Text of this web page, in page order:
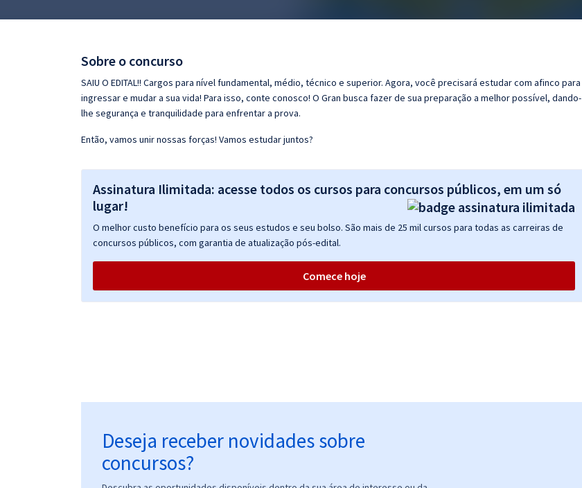
Questões grátis
Conteúdo gratuito
Sobre o concurso
SAIU O EDITAL!! Cargos para nível fundamental, médio, técnico e superior. Agora, você precisará estudar com afinco para
ingressar e mudar a sua vida! Para isso, conte conosco! O Gran busca fazer de sua preparação a melhor possível, dando-
lhe segurança e tranquilidade para enfrentar a prova.
Então, vamos unir nossas forças! Vamos estudar juntos?
Assinatura Ilimitada: acesse todos os cursos para concursos públicos, em um só
lugar!
O melhor custo benefício para os seus estudos e seu bolso. São mais de 25 mil cursos para todas as carreiras de
concursos públicos, com garantia de atualização pós-edital.
Comece hoje
Deseja receber novidades sobre
concursos?